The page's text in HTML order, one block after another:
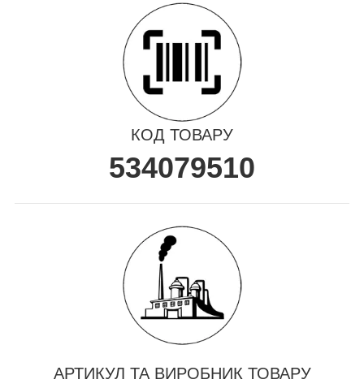
КОД ТОВАРУ
534079510
АРТИКУЛ ТА ВИРОБНИК ТОВАРУ